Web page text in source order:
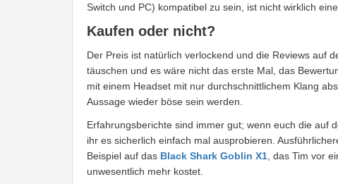
Switch und PC) kompatibel zu sein, ist nicht wirklich
Kaufen oder nicht?
Der Preis ist natürlich verlockend und die Reviews auf
täuschen und es wäre nicht das erste Mal, das
mit einem Headset mit nur durchschnittlichem Klang
Aussage wieder böse sein werden.
Erfahrungsberichte sind immer gut; wenn euch die auf
ihr es sicherlich einfach mal ausprobieren.
Beispiel auf das Black Shark Goblin X1 , das Tim vor
unwesentlich mehr kostet.